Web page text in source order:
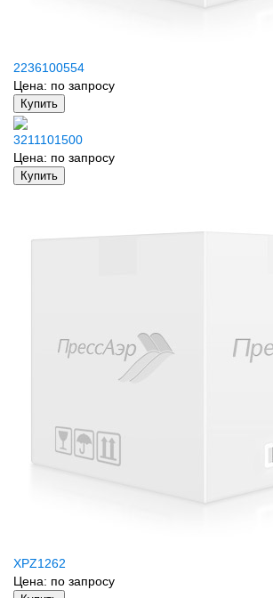
2236100554
Цена: по запросу
Купить
3211101500
Цена: по запросу
Купить
XPZ1262
Цена: по запросу